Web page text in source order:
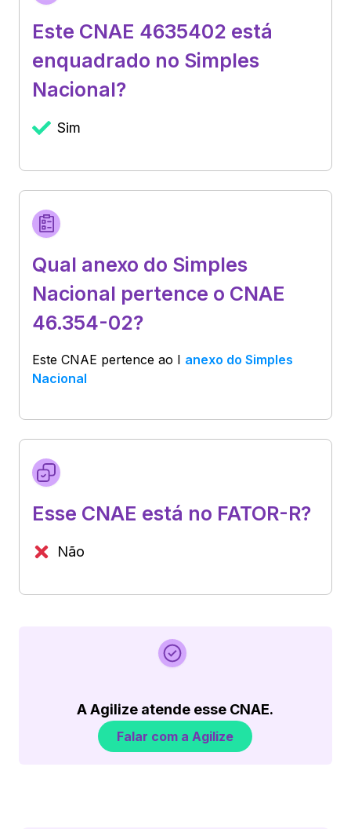
Este CNAE 4635402 está
enquadrado no Simples
Nacional?
Sim
Qual anexo do Simples
Nacional pertence o CNAE
46.354-02?
Este CNAE pertence ao I anexo do Simples
Nacional
Esse CNAE está no FATOR-R?
Não
A Agilize atende esse CNAE.
Falar com a Agilize